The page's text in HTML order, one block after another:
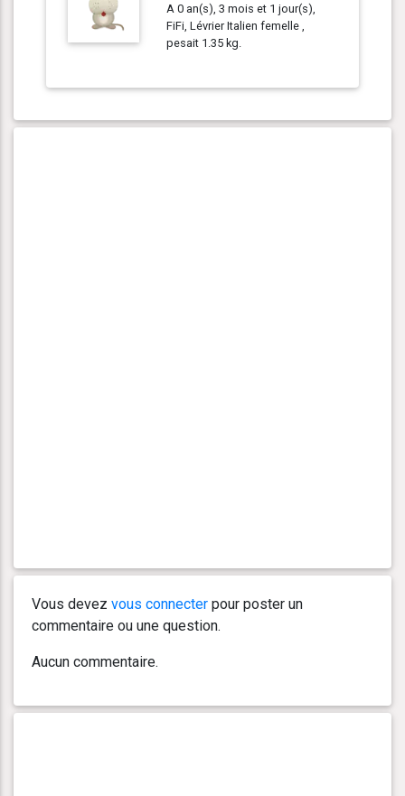
A 0 an(s), 3 mois et 1 jour(s),
FiFi, Lévrier Italien femelle ,
pesait 1.35 kg.
Vous devez vous connecter pour poster un
commentaire ou une question.
Aucun commentaire.